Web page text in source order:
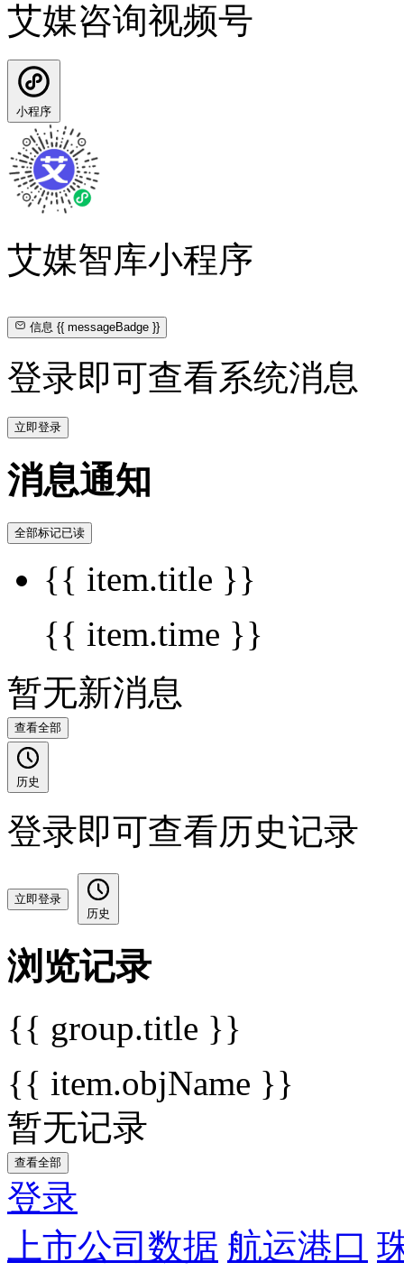
艾媒咨询视频号
小程序
艾媒智库小程序
信息{{ messageBadge }}
登录即可查看系统消息
立即登录
消息通知
全部标记已读
{{ item.title }}
{{ item.time }}
暂无新消息
查看全部
历史
登录即可查看历史记录
立即登录
历史
浏览记录
{{ group.title }}
{{ item.objName }}
暂无记录
查看全部
登录
上市公司数据 航运港口